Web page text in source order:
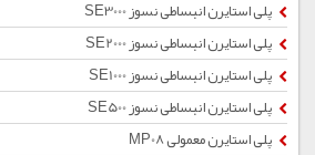
پلی استایرن انبساطی نسوز SE3000
پلی استایرن انبساطی نسوز SE2000
پلی استایرن انبساطی نسوز SE1000
پلی استایرن انبساطی نسوز SE500
پلی استایرن معمولی MP08